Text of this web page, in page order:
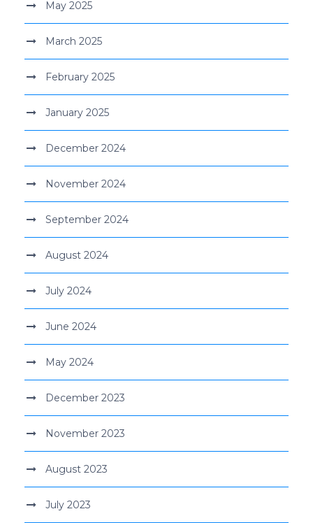
May 2025
March 2025
February 2025
January 2025
December 2024
November 2024
September 2024
August 2024
July 2024
June 2024
May 2024
December 2023
November 2023
August 2023
July 2023